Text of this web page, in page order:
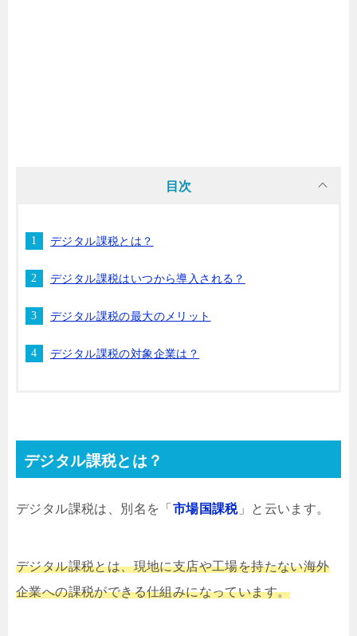
目次
デジタル課税とは？
デジタル課税はいつから導入される？
デジタル課税の最大のメリット
デジタル課税の対象企業は？
デジタル課税とは？
デジタル課税は、別名を「 市場国課税」と云います。
デジタル課税とは、現地に支店や工場を持たない海外
企業への課税ができる仕組みになっています。